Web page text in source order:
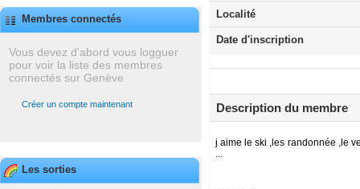
Membres connectés
Vous devez d'abord vous logguer
pour voir la liste des membres
connectés sur Genève
Créer un compte maintenant
Les sorties
Localité
Date d'inscription
Description du membre
j aime le ski ,les randonnée ,le
...